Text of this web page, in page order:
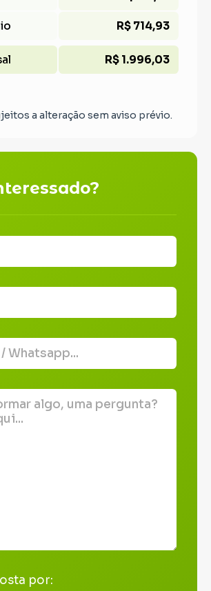
R$ 714,93
R$ 1.996,03
a alteração sem aviso prévio.
por: